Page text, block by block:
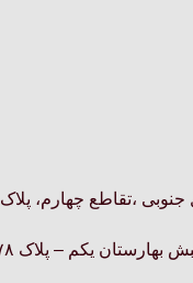
،تقاطع چهارم، پلاک 619/1
بهارستان یکم – پلاک ۴۷۸